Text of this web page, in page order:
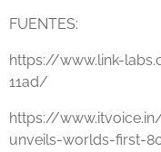
FUENTES:
https://www.link-
11ad/
https://
unveils-worlds-first-